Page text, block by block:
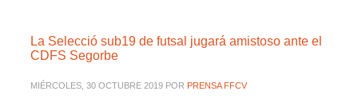
La Selecció sub19 de futsal jugará amistoso ante el
CDFS Segorbe
MIÉRCOLES, 30 OCTUBRE 2019 POR PRENSA FFCV